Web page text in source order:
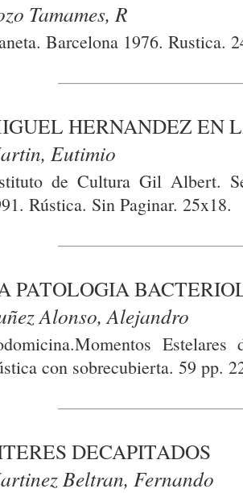
Tamames, R
Barcelona 1976. Rustica.
HERNANDEZ EN
Eutimio
de Cultura Gil Albert.
Rústica. Sin Paginar. 25x18.
PATOLOGIA
Alonso, Alejandro
con sobrecubierta. 59 pp.
DECAPITADOS
Beltran, Fernando